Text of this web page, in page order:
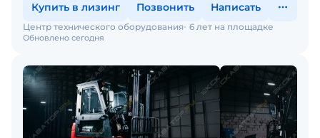
Купить в лизинг Позвонить Написать
Обновлено сегодня
Центр технического оборудования 6 лет на площадке